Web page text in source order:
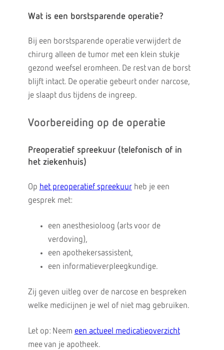
Wat is een borstsparende operatie?
Bij een borstsparende operatie verwijdert de
chirurg alleen de tumor met een klein stukje
gezond weefsel eromheen. De rest van de borst
blijft intact. De operatie gebeurt onder narcose,
je slaapt dus tijdens de ingreep.
Voorbereiding op de operatie
Preoperatief spreekuur (telefonisch of in
het ziekenhuis)
Op het preoperatief spreekuurheb je een
gesprek met:
een anesthesioloog (arts voor de
verdoving),
een apothekersassistent,
een informatieverpleegkundige.
Zij geven uitleg over de narcose en bespreken
welke medicijnen je wel of niet mag gebruiken.
Let op: Neem een actueel medicatieoverzicht
mee van je apotheek.